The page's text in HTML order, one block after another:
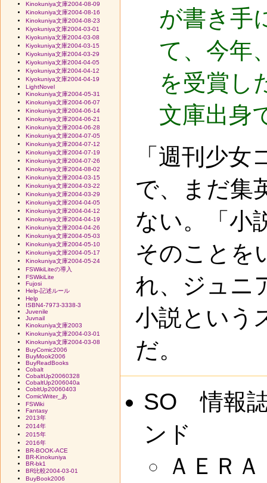
が書き手
て、今年
を受賞し
文庫出身
「週刊少
で、まだ集
ない。「小
そのことを
れ、ジュ
小説という
だ。
SO 情報
ンド
ＡＥＲ
Kinokuniya文庫2004-08-09
Kinokuniya文庫2004-08-16
Kinokuniya文庫2004-08-23
Kiyokuniya文庫2004-03-01
Kiyokuniya文庫2004-03-08
Kiyokuniya文庫2004-03-15
Kiyokuniya文庫2004-03-29
Kiyokuniya文庫2004-04-05
Kiyokuniya文庫2004-04-12
Kiyokuniya文庫2004-04-19
LightNovel
Kinokuniya文庫2004-05-31
Kinokuniya文庫2004-06-07
Kinokuniya文庫2004-06-14
Kinokuniya文庫2004-06-21
Kinokuniya文庫2004-06-28
Kinokuniya文庫2004-07-05
Kinokuniya文庫2004-07-12
Kinokuniya文庫2004-07-19
Kinokuniya文庫2004-07-26
Kinokuniya文庫2004-08-02
Kinokuniya文庫2004-03-15
Kinokuniya文庫2004-03-22
Kinokuniya文庫2004-03-29
Kinokuniya文庫2004-04-05
Kinokuniya文庫2004-04-12
Kinokuniya文庫2004-04-19
Kinokuniya文庫2004-04-26
Kinokuniya文庫2004-05-03
Kinokuniya文庫2004-05-10
Kinokuniya文庫2004-05-17
Kinokuniya文庫2004-05-24
FSWikiLiteの導入
FSWikiLite
Fujosi
Help-記述ルール
Help
ISBN4-7973-3338-3
Juvenile
Juvnail
Kinokuniya文庫2003
Kinokuniya文庫2004-03-01
Kinokuniya文庫2004-03-08
BuyComic2006
BuyMook2006
BuyReadBooks
Cobalt
CobaltUp20060328
CobaltUp2006040a
CobltUp20060403
ComicWriter_あ
FSWiki
Fantasy
2013年
2014年
2015年
2016年
BR-BOOK-ACE
BR-Kinokuniya
BR-bk1
BR比較2004-03-01
BuyBook2006